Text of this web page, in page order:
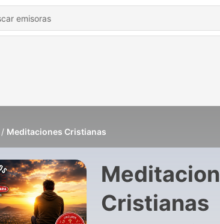
Meditaciones Cristianas
Cristianas